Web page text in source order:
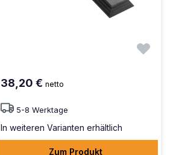
38,20 €netto
5-8 Werktage
In weiteren Varianten erhältlich
Zum Produkt